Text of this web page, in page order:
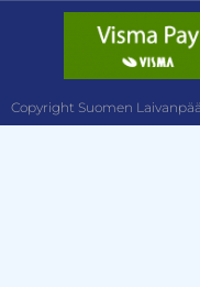
Copyright Suomen